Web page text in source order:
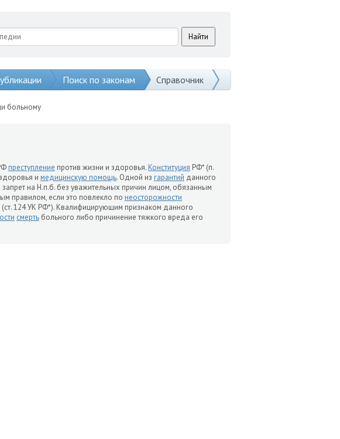
Поиск по законам Справочник
больному
преступление против жизни и здоровья.Конституция РФ* (п.
и медицинскую помощь. Одной из гарантий данного
на Н.п.б. без уважительных причин лицом, обязанным
правилом, если это повлекло по неосторожности
(ст. 124 УК РФ*). Квалифицирующим признаком данного
смерть больного либо причинение тяжкого вреда его